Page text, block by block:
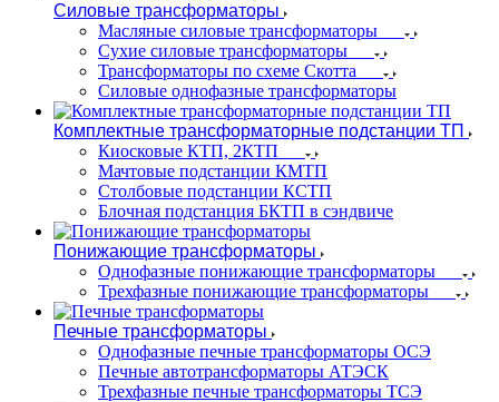
Силовые трансформаторы
Масляные силовые трансформаторы
Сухие силовые трансформаторы
Трансформаторы по схеме Скотта
Силовые однофазные трансформаторы
Комплектные трансформаторные подстанции ТП
Киосковые КТП, 2КТП
Мачтовые подстанции КМТП
Столбовые подстанции КСТП
Блочная подстанция БКТП в сэндвиче
Понижающие трансформаторы
Однофазные понижающие трансформаторы
Трехфазные понижающие трансформаторы
Печные трансформаторы
Однофазные печные трансформаторы ОСЭ
Печные автотрансформаторы АТЭСК
Трехфазные печные трансформаторы ТСЭ